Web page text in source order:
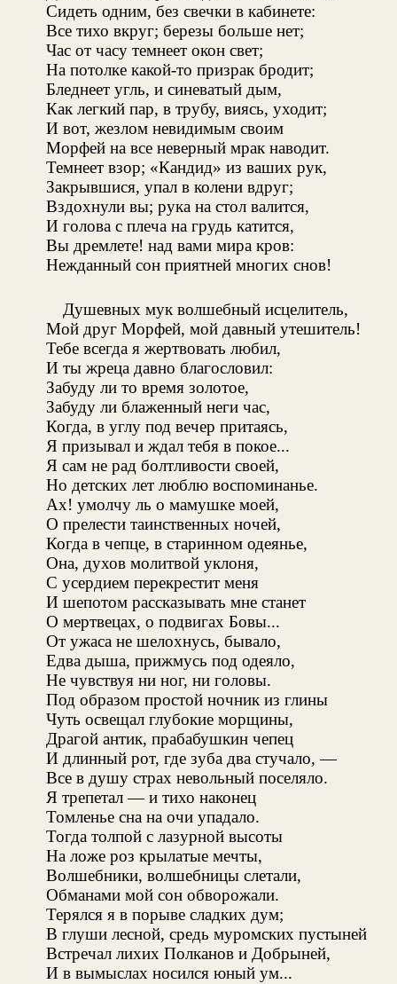
Сидеть одним, без свечки в кабинете:
Все тихо вкруг; березы больше нет;
Час от часу темнеет окон свет;
На потолке какой-то призрак бродит;
Бледнеет угль, и синеватый дым,
Как легкий пар, в трубу, виясь, уходит;
И вот, жезлом невидимым своим
Морфей на все неверный мрак наводит.
Темнеет взор; «Кандид» из ваших рук,
Закрывшися, упал в колени вдруг;
Вздохнули вы; рука на стол валится,
И голова с плеча на грудь катится,
Вы дремлете! над вами мира кров:
Нежданный сон приятней многих снов!
Душевных мук волшебный исцелитель,
Мой друг Морфей, мой давный утешитель!
Тебе всегда я жертвовать любил,
И ты жреца давно благословил:
Забуду ли то время золотое,
Забуду ли блаженный неги час,
Когда, в углу под вечер притаясь,
Я призывал и ждал тебя в покое...
Я сам не рад болтливости своей,
Но детских лет люблю воспоминанье.
Ах! умолчу ль о мамушке моей,
О прелести таинственных ночей,
Когда в чепце, в старинном одеянье,
Она, духов молитвой уклоня,
С усердием перекрестит меня
И шепотом рассказывать мне станет
О мертвецах, о подвигах Бовы...
От ужаса не шелохнусь, бывало,
Едва дыша, прижмусь под одеяло,
Не чувствуя ни ног, ни головы.
Под образом простой ночник из глины
Чуть освещал глубокие морщины,
Драгой антик, прабабушкин чепец
И длинный рот, где зуба два стучало, —
Все в душу страх невольный поселяло.
Я трепетал — и тихо наконец
Томленье сна на очи упадало.
Тогда толпой с лазурной высоты
На ложе роз крылатые мечты,
Волшебники, волшебницы слетали,
Обманами мой сон обворожали.
Терялся я в порыве сладких дум;
В глуши лесной, средь муромских пустыней
Встречал лихих Полканов и Добрыней,
И в вымыслах носился юный ум...